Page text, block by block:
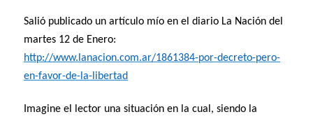
Salió publicado un artículo mío en el diario La Nación del
martes 12 de Enero:
http://www.lanacion.com.ar/1861384-por-decreto-pero-
en-favor-de-la-libertad
Imagine el lector una situación en la cual, siendo la